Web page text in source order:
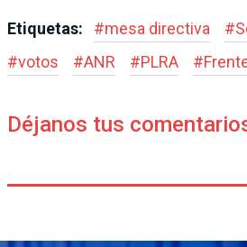
Etiquetas: #mesa directiva #
#votos #ANR #PLRA #
Déjanos tus